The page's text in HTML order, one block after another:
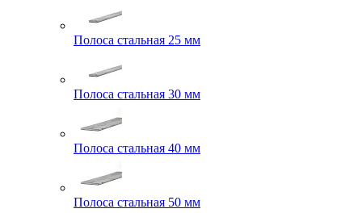
Полоса стальная 25 мм
Полоса стальная 30 мм
Полоса стальная 40 мм
Полоса стальная 50 мм